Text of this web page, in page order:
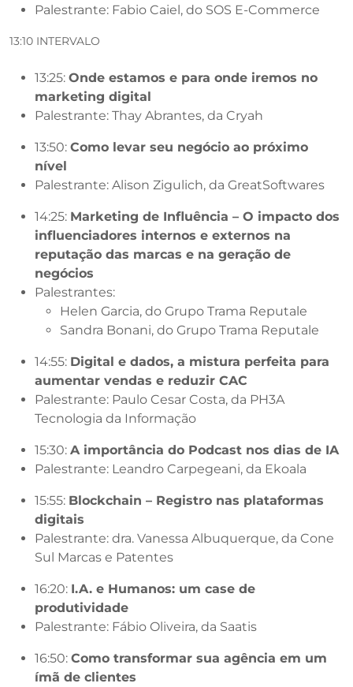
Palestrante: Fabio Caiel, do SOS E-Commerce
13:10 INTERVALO
13:25: Onde estamos e para onde iremos no
marketing digital
Palestrante: Thay Abrantes, da Cryah
13:50: Como levar seu negócio ao próximo
nível
Palestrante: Alison Zigulich, da GreatSoftwares
14:25: Marketing de Influência – O impacto dos
influenciadores internos e externos na
reputação das marcas e na geração de
negócios
Palestrantes:
Helen Garcia, do Grupo Trama Reputale
Sandra Bonani, do Grupo Trama Reputale
14:55: Digital e dados, a mistura perfeita para
aumentar vendas e reduzir CAC
Palestrante: Paulo Cesar Costa, da PH3A
Tecnologia da Informação
15:30: A importância do Podcast nos dias de IA
Palestrante: Leandro Carpegeani, da Ekoala
15:55: Blockchain – Registro nas plataformas
digitais
Palestrante: dra. Vanessa Albuquerque, da Cone
Sul Marcas e Patentes
16:20: I.A. e Humanos: um case de
produtividade
Palestrante: Fábio Oliveira, da Saatis
16:50: Como transformar sua agência em um
ímã de clientes